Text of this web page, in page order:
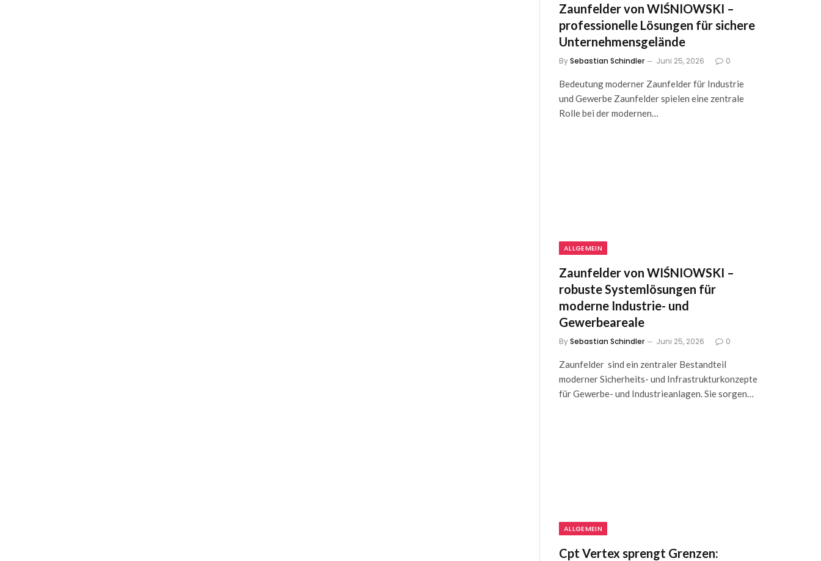
Zaunfelder von WIŚNIOWSKI –
professionelle Lösungen für sichere
Unternehmensgelände
BySebastian Schindler Juni 25, 2026 0
Bedeutung moderner Zaunfelder für Industrie
und Gewerbe Zaunfelder spielen eine zentrale
Rolle bei der modernen…
ALLGEMEIN
Zaunfelder von WIŚNIOWSKI –
robuste Systemlösungen für
moderne Industrie- und
Gewerbeareale
BySebastian Schindler Juni 25, 2026 0
Zaunfelder sind ein zentraler Bestandteil
moderner Sicherheits- und Infrastrukturkonzepte
für Gewerbe- und Industrieanlagen. Sie sorgen…
ALLGEMEIN
Cpt Vertex sprengt Grenzen: